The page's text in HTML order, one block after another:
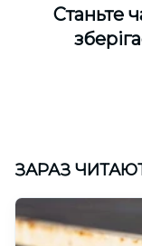
Cтаньте
ЗАРАЗ